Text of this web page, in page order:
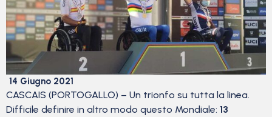
14 Giugno 2021
CASCAIS (PORTOGALLO) – Un trionfo su tutta la linea.
Difficile definire in altro modo questo Mondiale: 13